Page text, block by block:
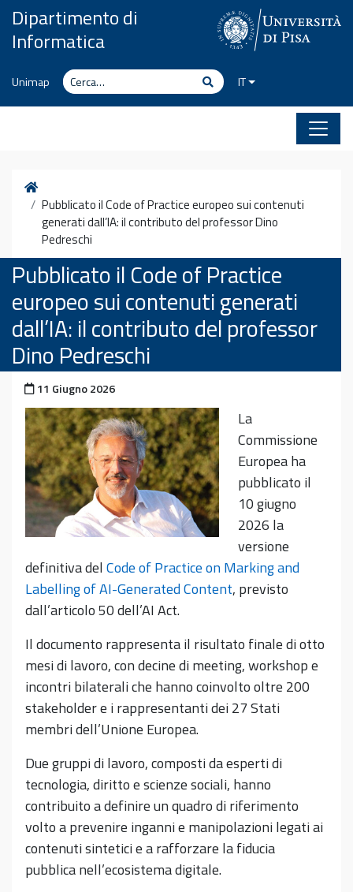
Vai al contenuto
Dipartimento di
Informatica
Unimap Cerca CercaIT
Home
Pubblicato il Code of Practice europeo sui contenuti
generati dall’IA: il contributo del professor Dino
Pedreschi
Pubblicato il Code of Practice
europeo sui contenuti generati
dall’IA: il contributo del professor
Dino Pedreschi
Pubblicato il
11 Giugno 2026
La
Commissione
Europea ha
pubblicato il
10 giugno
2026 la
versione
definitiva delCode of Practice on Marking and
Labelling of AI-Generated Content, previsto
dall’articolo 50 dell’AI Act.
Il documento rappresenta il risultato finale di otto
mesi di lavoro, con decine di meeting, workshop e
incontri bilaterali che hanno coinvolto oltre 200
stakeholder e i rappresentanti dei 27 Stati
membri dell’Unione Europea.
Due gruppi di lavoro, composti da esperti di
tecnologia, diritto e scienze sociali, hanno
contribuito a definire un quadro di riferimento
volto a prevenire inganni e manipolazioni legati ai
contenuti sintetici e a rafforzare la fiducia
pubblica nell’ecosistema digitale.